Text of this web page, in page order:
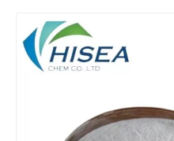
2-Ethylhexanol